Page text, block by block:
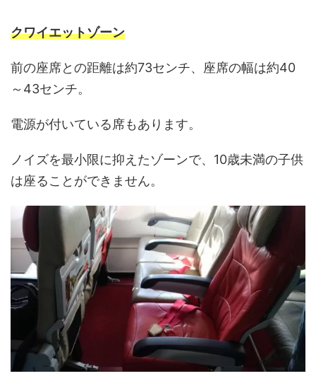
クワイエットゾーン
前の座席との距離は約73センチ、座席の幅は約40
～43センチ。
電源が付いている席もあります。
ノイズを最小限に抑えたゾーンで、10歳未満の子供
は座ることができません。